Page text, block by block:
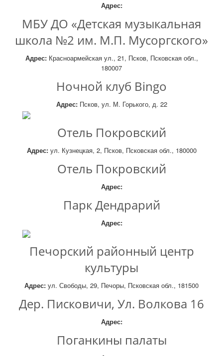
Адрес:
МБУ ДО «Детская музыкальная
школа №2 им. М.П. Мусоргского»
Адрес:Красноармейская ул., 21, Псков, Псковская обл.,
180007
Ночной клуб Bingo
Адрес:Псков, ул. М. Горького, д. 22
Отель Покровский
Адрес:ул. Кузнецкая, 2, Псков, Псковская обл., 180000
Отель Покровский
Адрес:
Парк Дендрарий
Адрес:
Печорский районный центр
культуры
Адрес: ул. Свободы, 29, Печоры, Псковская обл., 181500
Дер. Писковичи, Ул. Волкова 16
Адрес:
Поганкины палаты